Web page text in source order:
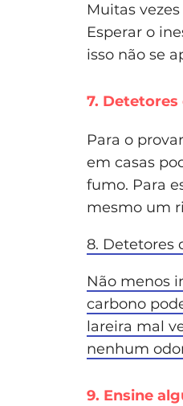
Muitas
Esperar o
isso não se
7.
Para o
em casas
fumo. Para
mesmo um
8. Detetores
Não menos
carbono
lareira mal
nenhum
9. Ensine